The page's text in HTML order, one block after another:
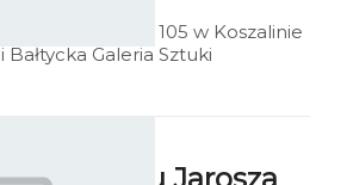
Centrum Kultury 105 w Koszalinie
i Bałtycka Galeria Sztuki
optymizmu Jarosza